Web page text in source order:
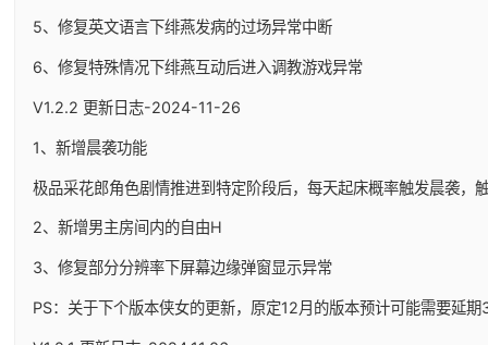
5、修复英文语言下绯燕发病的过场异常中断
6、修复特殊情况下绯燕互动后进入调教游戏异常
V1.2.2 更新日志-2024-11-26
1、新增晨袭功能
极品采花郎角色剧情推进到特定阶段后，每天起床概率触发晨袭，
2、新增男主房间内的自由H
3、修复部分分辨率下屏幕边缘弹窗显示异常
PS：关于下个版本侠女的更新，原定12月的版本预计可能需要延